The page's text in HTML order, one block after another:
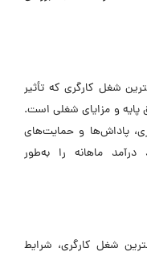
شغل کارگری که تأثیر
پایه و مزایای شغلی است.
پاداش‌ها و حمایت‌های
ماهانه را به‌طور
شغل کارگری، شرایط